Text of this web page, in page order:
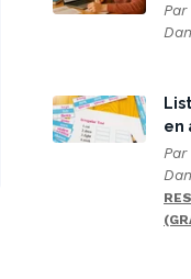
Par
en
Par